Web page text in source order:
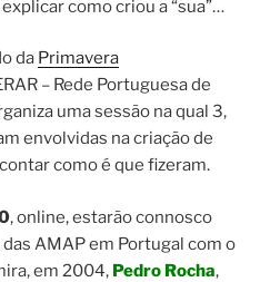
como criou a “sua”…
da Primavera
– Rede Portuguesa de
uma sessão na qual 3,
envolvidas na criação de
como é que fizeram.
, online, estarão connosco
AMAP em Portugal com o
em 2004, Pedro Rocha,